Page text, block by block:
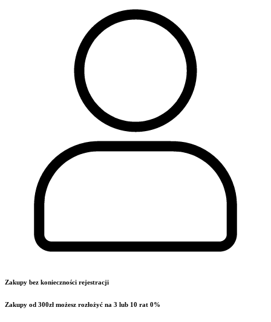
Zakupy bez konieczności rejestracji
Zakupy od 300zł możesz rozłożyć na 3 lub 10 rat 0%